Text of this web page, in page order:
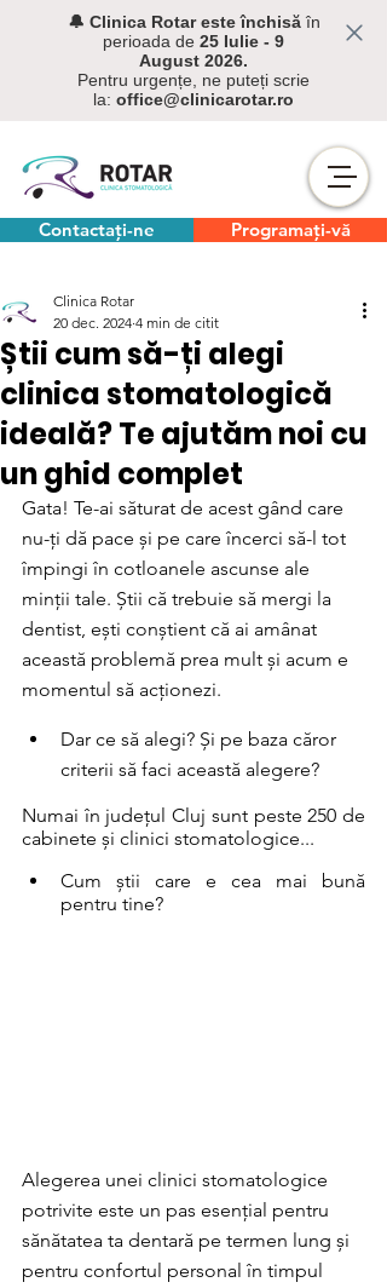
🔔 Clinica Rotar este închisăîn
perioada de 25 Iulie - 9
August 2026.
Pentru urgențe, ne puteți scrie
la: office@clinicarotar.ro
Contactați-ne Programați-vă
Știi cum să-ți alegi
clinica stomatologică
ideală? Te ajutăm noi cu
un ghid complet
Clinica Rotar
20 dec. 2024 4 min de citit
Gata! Te-ai săturat de acest gând care
nu-ți dă pace și pe care încerci să-l tot
împingi în cotloanele ascunse ale
minții tale. Știi că trebuie să mergi la
dentist, ești conștient că ai amânat
această problemă prea mult și acum e
momentul să acționezi.
Dar ce să alegi? Și pe baza căror
criterii să faci această alegere?
Numai în județul Cluj sunt peste 250 de
cabinete și clinici stomatologice...
Cum știi care e cea mai bună
pentru tine?
Alegerea unei clinici stomatologice
potrivite este un pas esențial pentru
sănătatea ta dentară pe termen lung și
pentru confortul personal în timpul